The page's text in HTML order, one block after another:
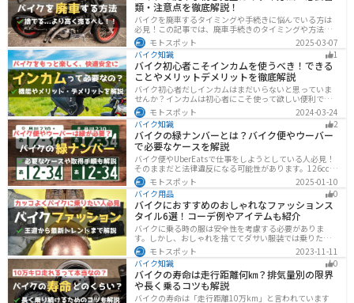
類・注意点を徹底解説！
バイクを廃車するタイミングや手続きに悩んでいる方は
必見！この記事では、廃車手続きのタイミングや方法、
流れを解説しています。実は、手続きの注意点や業者に
依頼する際のポイントがあります。記事を読めば、バイ
クの廃車手続きがスムーズに行えるでしょう。
モトスポット
2025-03-07
バイク知識
1
バイク初心者こそインカムを使うべき！できる
ことやメリットデメリットを徹底解説
バイク初心者だしインカムはまだいらないと思っていま
せんか？インカムは初心者にこそ使って欲しい便利で安
全に運転するための機器です。インカムでできることや
メリットデメリットなどまとめましたので、気になって
いる人はぜひ参考にしてください。
モトスポット
2024-03-24
バイク知識
2
バイクの緑ナンバーとは？バイク便やウーバー
で必要なケースを解説
バイク便やUberEatsで仕事をしようとしている人必見！
そのままだと法律違反になる可能性があります。126cc以
上のバイクで運送事業を行う場合、緑ナンバー（事業
用）が必要になります。本記事では緑ナンバーの必要な
ケースや取得方法を解説します。
モトスポット
2025-01-10
バイク用品
0
バイクにおすすめのおしゃれなファッションス
タイル6選！コーデ例やアイテムも紹介
バイクに乗る時の服は安全性を考慮する必要がありま
す。しかし、おしゃれを捨ててダサい服装では乗りたく
ないですよね？せっかくならカッコよく風を切って街を
歩きたいもの。この記事では、そんな願いを叶えるた
め、王道から流行ファッションまでバイクに乗るときの
ファッションを解説します。
モトスポット
2023-11-11
バイク知識
0
バイクの寿命は走行距離何㎞？排気量別の限界
や長く乗るコツも解説
バイクの寿命は「走行距離10万km」と言われています